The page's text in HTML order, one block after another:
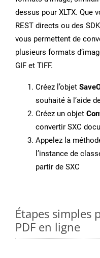
dessus pour XLTX. Que
REST directs ou des
vous permettent de
plusieurs formats
GIF et TIFF.
Créez l’objet
souhaité à l’aide
Créez un objet
convertir SXC
Appelez la
l’instance de
partir de SXC
Étapes simples
PDF en ligne